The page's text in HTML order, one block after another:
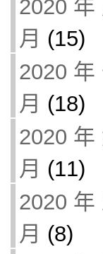
2020 年
月 (15)
2020 年
月 (18)
2020 年
月 (11)
2020 年
月 (8)